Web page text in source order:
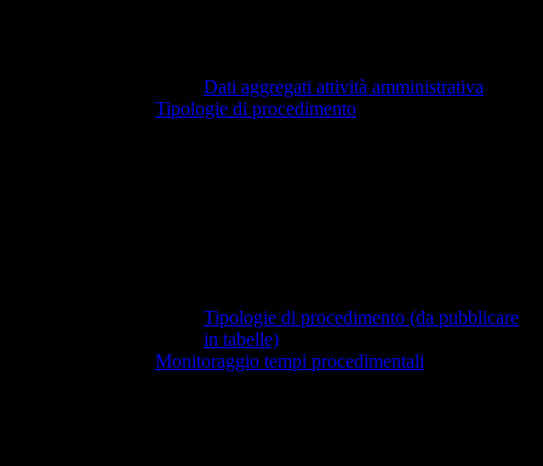
Dati aggregati attività amministrativa
Tipologie di procedimento
Tipologie di procedimento (da pubblicare
in tabelle)
Monitoraggio tempi procedimentali